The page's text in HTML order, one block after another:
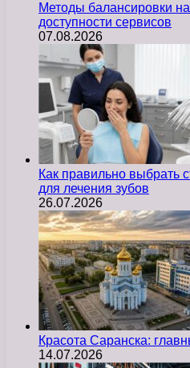
Методы балансировки
доступности сервисов
07.08.2026
Как правильно выбрать
для лечения зубов
26.07.2026
Красота Саранска:
14.07.2026